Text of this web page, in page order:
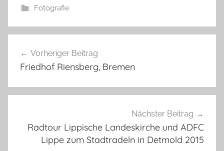
Fotografie
Vorheriger Beitrag
Friedhof Riensberg, Bremen
Nächster Beitrag
Radtour Lippische Landeskirche und ADFC
Lippe zum Stadtradeln in Detmold 2015